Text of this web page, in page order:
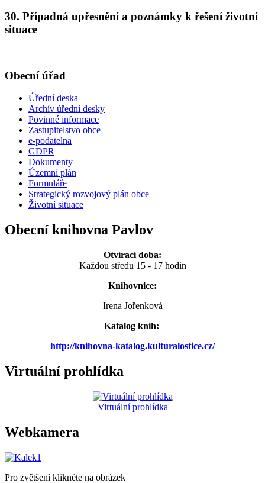
30. Případná upřesnění a poznámky k řešení životní
situace
Obecní úřad
Úřední deska
Archív úřední desky
Povinné informace
Zastupitelstvo obce
e-podatelna
GDPR
Dokumenty
Územní plán
Formuláře
Strategický rozvojový plán obce
Životní situace
Obecní knihovna Pavlov
Otvírací doba:
Každou středu 15 - 17 hodin
Knihovnice:
Irena Jořenková
Katalog knih:
http://knihovna-katalog.kulturalostice.cz/
Virtuální prohlídka
Virtuální prohlídka
Webkamera
Pro zvětšení klikněte na obrázek